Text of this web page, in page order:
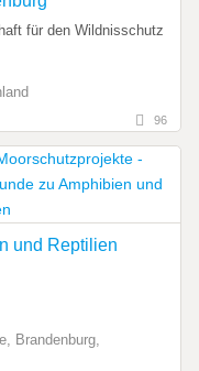
für den Wildnisschutz
96
und Reptilien
Brandenburg,